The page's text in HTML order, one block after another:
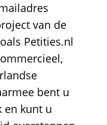
van de
Petities.nl
bent u
en kunt u